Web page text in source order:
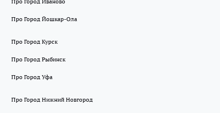
Про Город Йошкар-Ола
Про Город Курск
Про Город Рыбинск
Про Город Уфа
Про Город Нижний Новгород